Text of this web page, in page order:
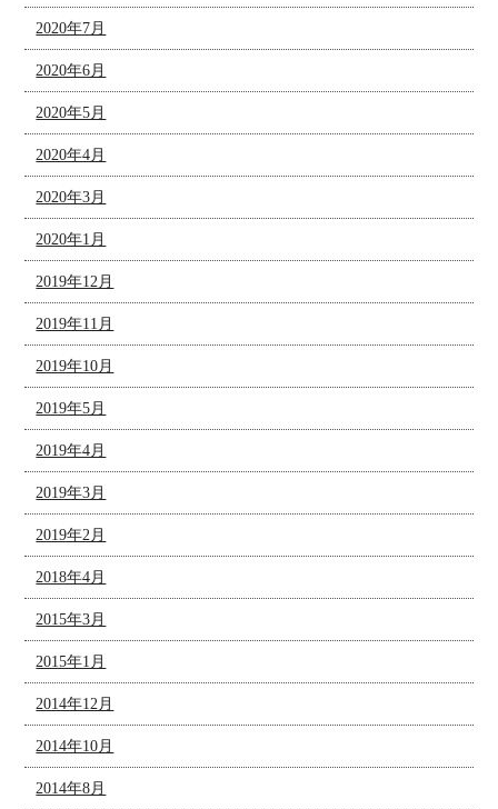
2020年7月
2020年6月
2020年5月
2020年4月
2020年3月
2020年1月
2019年12月
2019年11月
2019年10月
2019年5月
2019年4月
2019年3月
2019年2月
2018年4月
2015年3月
2015年1月
2014年12月
2014年10月
2014年8月